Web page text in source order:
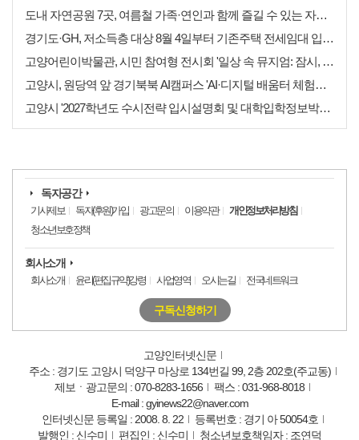
도내 자연공원 7곳, 여름철 가족·연인과 함께 즐길 수 있는 자연휴식처 추천
경기도·GH, 저소득층 대상 8월 4일부터 기존주택 전세임대 입주자 상시 모집
고양어린이박물관, 시민 참여형 전시회 '일상 속 뮤지엄: 잠시, 마음' 8월 개최
고양시, 원당역 앞 경기북북 AI캠퍼스 'AI·디지털 배움터 체험존' 12월까지 운영
고양시 '2027학년도 수시전략 입시설명회 및 대학입학정보박람회' 8일 개최
독자공간
기사제보 독자(후원)가입 광고문의 이용약관
개인정보처리방침
청소년보호정책
회사소개
회사소개 윤리(편집규약)강령 사업영역 오시는길 전국네트워크
구독신청하기
고양인터넷신문
주소 : 경기도 고양시 덕양구 마상로 134번길 99, 2층 202호(주교동)
제보ㆍ광고문의 : 070-8283-1656
팩스 : 031-968-8018
E-mail : gyinews22@naver.com
인터넷신문 등록일 : 2008. 8. 22
등록번호 : 경기 아 50054호
발행인 : 신수미
편집인 : 신수미 청소년보호책임자 : 조연덕